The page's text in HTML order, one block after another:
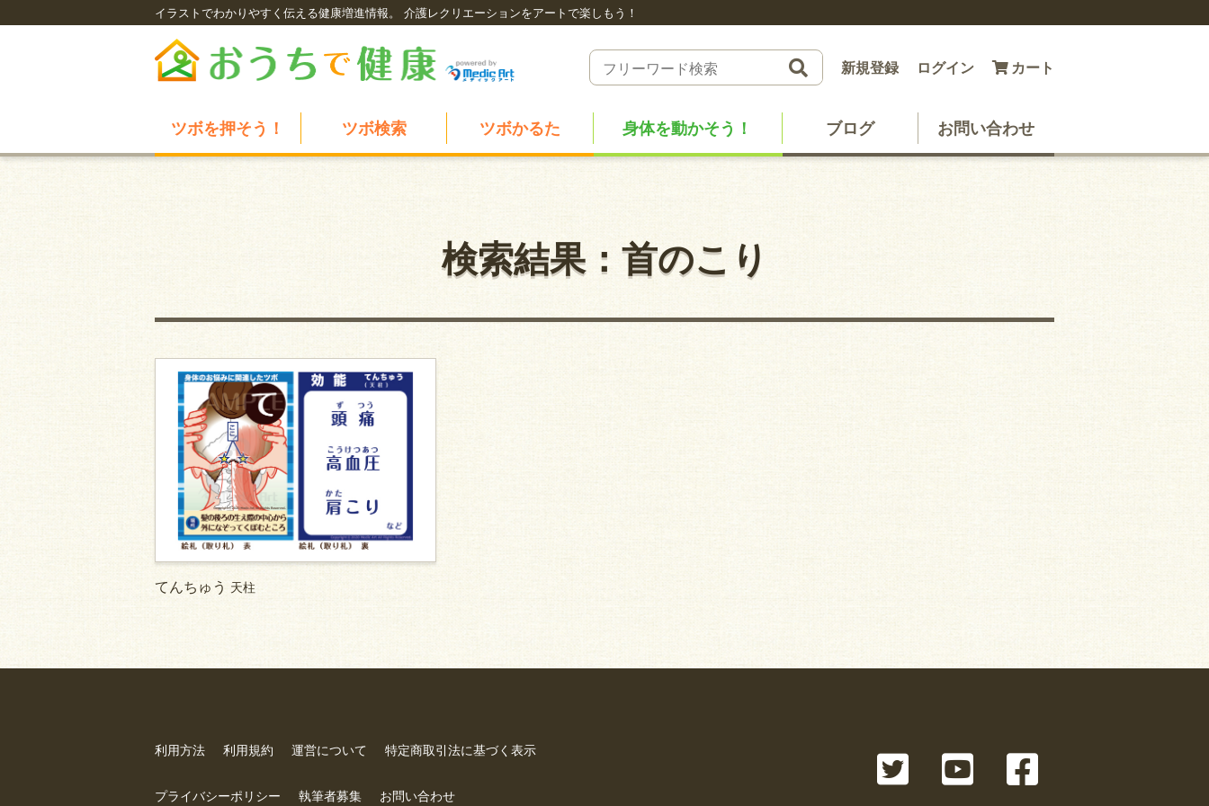
イラストでわかりやすく伝える健康増進情報。 介護レクリエーションをアートで楽しもう！
カート
ログイン
新規登録
ツボを押そう！ ツボ検索 ツボかるた 身体を動かそう！ ブログ お問い合わせ
検索結果：首のこり
てんちゅう 天柱
利用方法 利用規約 運営について 特定商取引法に基づく表示
プライバシーポリシー 執筆者募集 お問い合わせ